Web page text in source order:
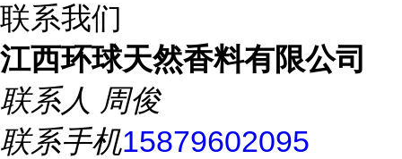
联系我们
江西环球天然香料有限公司
联系人 周俊
联系手机15879602095